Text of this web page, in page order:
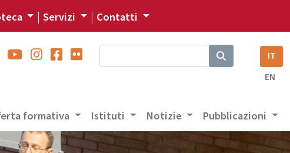
Servizi Contatti
IT
EN
formativa Istituti Notizie Pubblicazioni